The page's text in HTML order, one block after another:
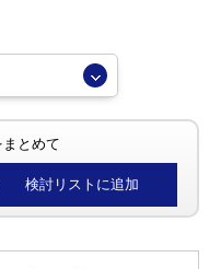
とめて
検討リストに追加